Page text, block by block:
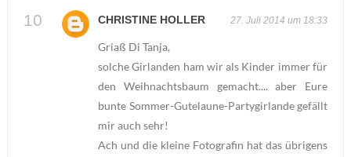
CHRISTINE HOLLER 27. Juli 2014 um 18:33
Griaß Di Tanja,
solche Girlanden ham wir als Kinder immer für
den Weihnachtsbaum gemacht.... aber Eure
bunte Sommer-Gutelaune-Partygirlande gefällt
mir auch sehr!
Ach und die kleine Fotografin hat das übrigens